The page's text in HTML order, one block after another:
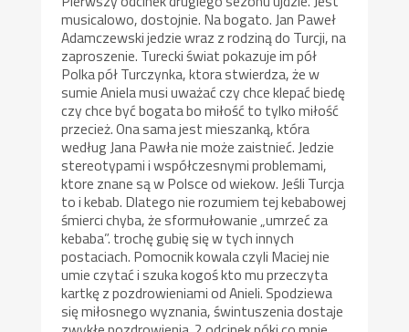
musicalowo, dostojnie. Na bogato. Jan Paweł
Adamczewski jedzie wraz z rodziną do Turcji, na
zaproszenie. Turecki świat pokazuje im pół
Polka pół Turczynka, ktora stwierdza, że w
sumie Aniela musi uważać czy chce klepać biedę
czy chce być bogata bo miłość to tylko miłość
przecież. Ona sama jest mieszanką, która
według Jana Pawła nie może zaistnieć. Jedzie
stereotypami i współczesnymi problemami,
ktore znane są w Polsce od wiekow. Jeśli Turcja
to i kebab. Dlatego nie rozumiem tej kebabowej
śmierci chyba, że sformułowanie „umrzeć za
kebaba”. trochę gubię się w tych innych
postaciach. Pomocnik kowala czyli Maciej nie
umie czytać i szuka kogoś kto mu przeczyta
kartkę z pozdrowieniami od Anieli. Spodziewa
się miłosnego wyznania, świntuszenia dostaje